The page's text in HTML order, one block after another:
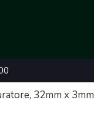
32mm x 3mm